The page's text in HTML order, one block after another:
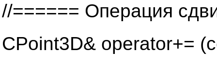
//====== Операция
CPoint3D& operator+=